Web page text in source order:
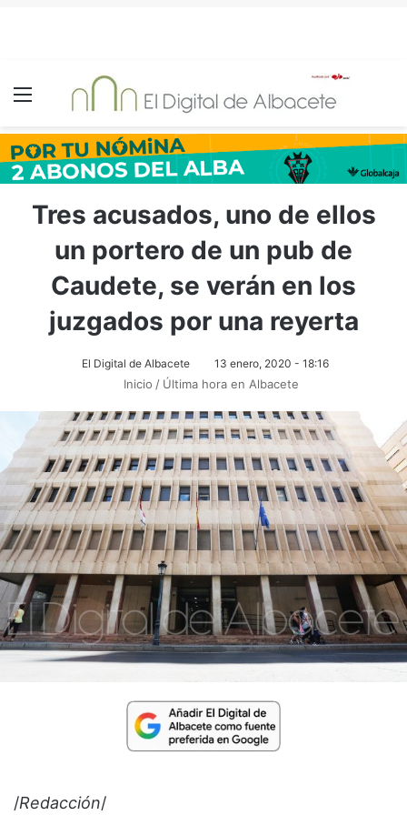
Tres acusados, uno de ellos
un portero de un pub de
Caudete, se verán en los
juzgados por una reyerta
El Digital de Albacete 13 enero, 2020 - 18:16
Inicio / Última hora en Albacete
/Redacción/